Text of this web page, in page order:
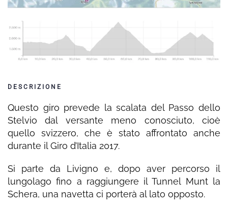
DESCRIZIONE
Questo giro prevede la scalata del Passo dello
Stelvio dal versante meno conosciuto, cioè
quello svizzero, che è stato affrontato anche
durante il Giro d’Italia 2017.
Si parte da Livigno e, dopo aver percorso il
lungolago fino a raggiungere il Tunnel Munt la
Schera, una navetta ci porterà al lato opposto.